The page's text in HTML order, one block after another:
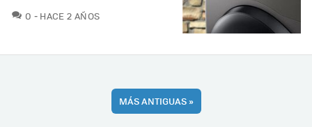
0 COMENTARIOS
HACE 2 AÑOS
MÁS ANTIGUAS»